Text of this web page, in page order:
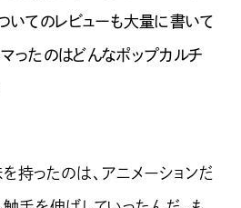
いてのレビューも大量に書いて
ったのはどんなポップカルチ
ったのは、アニメーションだ